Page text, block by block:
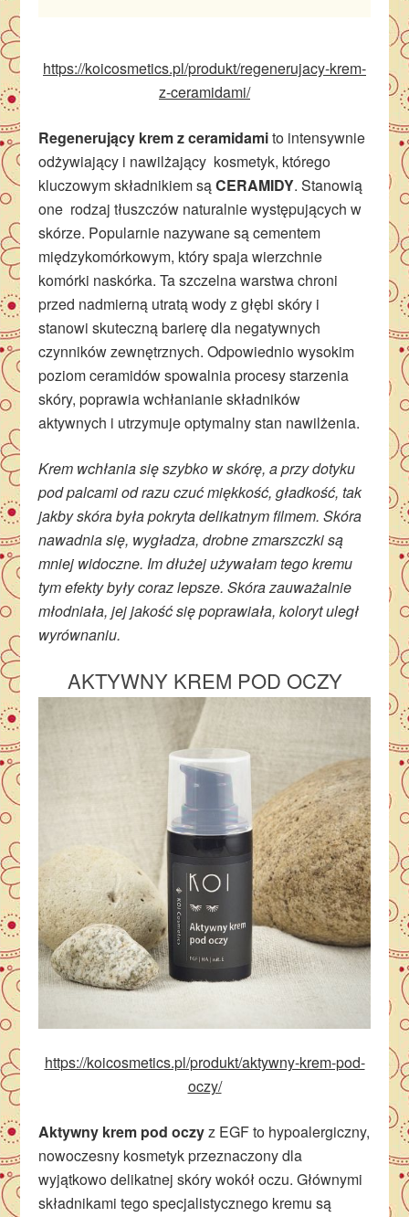
https://koicosmetics.pl/produkt/regenerujacy-krem-
z-ceramidami/
Regenerujący krem z ceramidamito intensywnie
odżywiający i nawilżający kosmetyk, którego
kluczowym składnikiem sąCERAMIDY. Stanowią
one rodzaj tłuszczów naturalnie występujących w
skórze. Popularnie nazywane są cementem
międzykomórkowym, który spaja wierzchnie
komórki naskórka. Ta szczelna warstwa chroni
przed nadmierną utratą wody z głębi skóry i
stanowi skuteczną barierę dla negatywnych
czynników zewnętrznych. Odpowiednio wysokim
poziom ceramidów spowalnia procesy starzenia
skóry, poprawia wchłanianie składników
aktywnych i utrzymuje optymalny stan nawilżenia.
Krem wchłania się szybko w skórę, a przy dotyku
pod palcami od razu czuć miękkość, gładkość, tak
jakby skóra była pokryta delikatnym filmem. Skóra
nawadnia się, wygładza, drobne zmarszczki są
mniej widoczne. Im dłużej używałam tego kremu
tym efekty były coraz lepsze. Skóra zauważalnie
młodniała, jej jakość się poprawiała, koloryt uległ
wyrównaniu.
AKTYWNY KREM POD OCZY
https://koicosmetics.pl/produkt/aktywny-krem-pod-
oczy/
Aktywny krem pod oczyz EGF to hypoalergiczny,
nowoczesny kosmetyk przeznaczony dla
wyjątkowo delikatnej skóry wokół oczu. Głównymi
składnikami tego specjalistycznego kremu są